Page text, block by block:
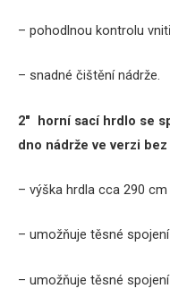
– pohodlnou kontrolu
– snadné čištění nádrže.
2″ horní sací hrdlo se
dno nádrže ve verzi
– výška hrdla cca 290 cm
– umožňuje těsné
– umožňuje těsné